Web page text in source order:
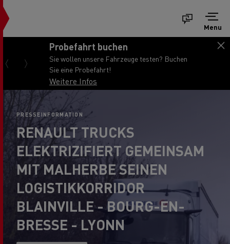
Menu
Probefahrt buchen
Sie wollen unsere Fahrzeuge testen? Buchen
Sie eine Probefahrt!
Weitere Infos
PRESSEINFORMATION
RENAULT TRUCKS
ELEKTRIZIFIERT GEMEINSAM
MIT MALHERBE SEINEN
LOGISTIKKORRIDOR
BLAINVILLE - BOURG-EN-
BRESSE - LYONN